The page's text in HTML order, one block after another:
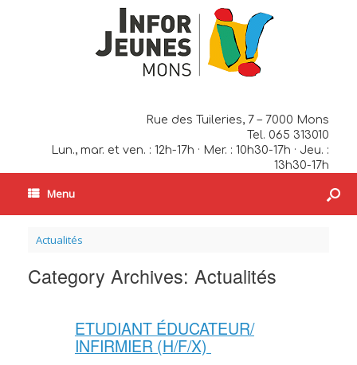
Rue des Tuileries, 7 – 7000 Mons
Tel. 065 313010
Lun., mar. et ven. : 12h-17h · Mer. : 10h30-17h · Jeu. :
13h30-17h
Menu
Actualités
Category Archives: Actualités
ETUDIANT ÉDUCATEUR/
INFIRMIER (H/F/X)